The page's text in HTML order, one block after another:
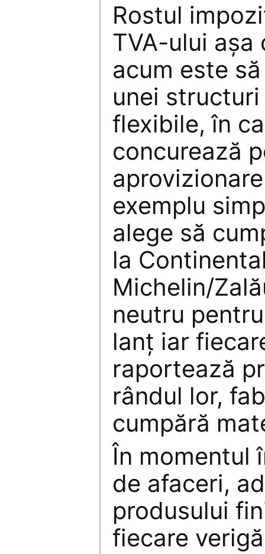
Rostul
TVA-ului așa
acum este
unei
flexibile, în
concurează
exemplu
alege să
la
Michelin/
neutru
lanț iar
raportează
rândul lor,
cumpără
În momentul
de afaceri,
produsului
fiecare